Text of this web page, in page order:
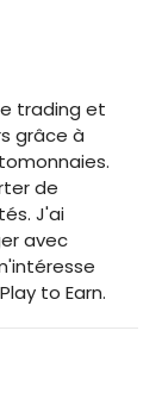
trading et
grâce à
de
J'ai
avec
to Earn.